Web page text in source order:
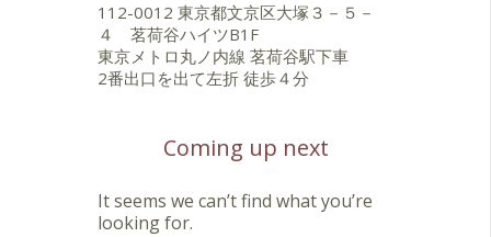
112-0012 東京都文京区大塚３－５－
４ 茗荷谷ハイツB1F
東京メトロ丸ノ内線 茗荷谷駅下車
2番出口を出て左折 徒歩４分
Coming up next
It seems we can’t find what you’re
looking for.